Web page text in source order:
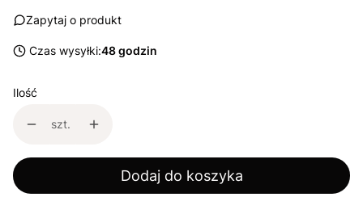
Zapytaj o produkt
Czas wysyłki:48 godzin
Ilość
szt.
Dodaj do koszyka